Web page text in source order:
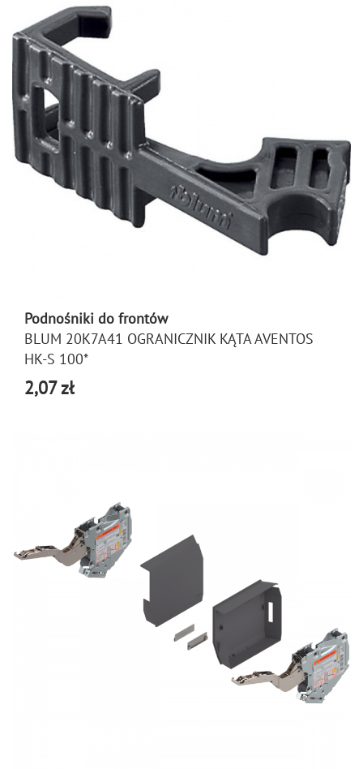
Podnośniki do frontów
BLUM 20K7A41 OGRANICZNIK KĄTA AVENTOS
HK-S 100*
2,07 zł